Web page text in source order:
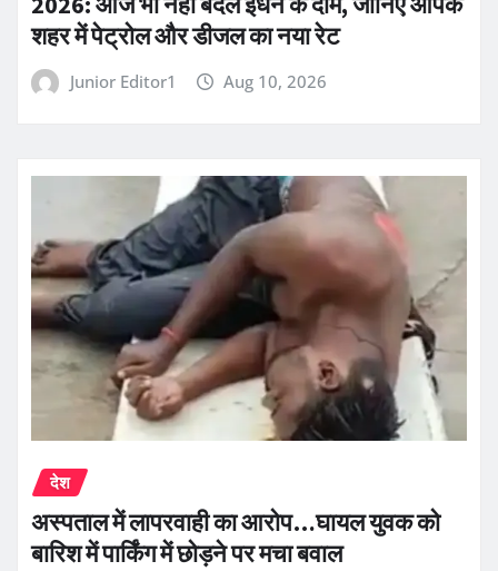
शहर में पेट्रोल और डीजल का नया रेट
Junior Editor1 Aug 10, 2026
देश
अस्पताल में लापरवाही का आरोप…घायल युवक को
बारिश में पार्किंग में छोड़ने पर मचा बवाल